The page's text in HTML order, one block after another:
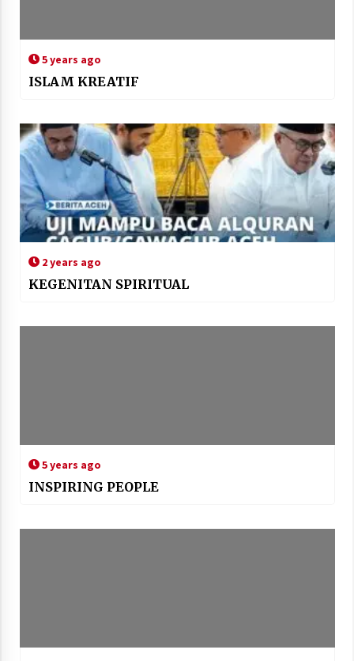
5 years ago
ISLAM KREATIF
2 years ago
KEGENITAN SPIRITUAL
5 years ago
INSPIRING PEOPLE